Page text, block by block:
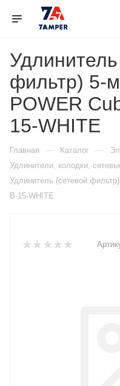
фильтр) 5-
POWER
15-WHITE
Главная — Каталог —
Удлинители, колодки,
Удлинитель (сетевой
B-15-WHITE